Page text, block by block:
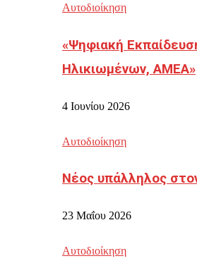
Αυτοδιοίκηση
«Ψηφιακή
Ηλικιωμένων, ΑΜΕΑ»
4 Ιουνίου 2026
Αυτοδιοίκηση
Νέος υπάλληλος
23 Μαΐου 2026
Αυτοδιοίκηση